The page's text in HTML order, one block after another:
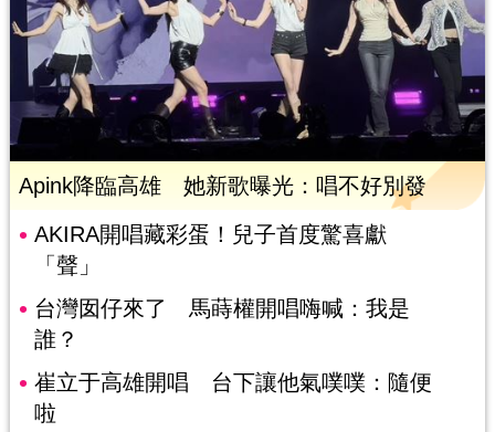
Apink降臨高雄 她新歌曝光：唱不好別發
AKIRA開唱藏彩蛋！兒子首度驚喜獻
「聲」
台灣囡仔來了 馬蒔權開唱嗨喊：我是
誰？
崔立于高雄開唱 台下讓他氣噗噗：隨便
啦